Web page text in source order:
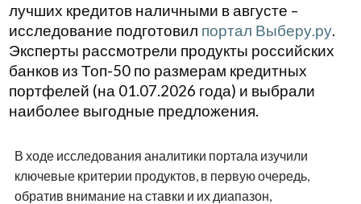
лучших кредитов наличными в августе –
исследование подготовил портал Выберу.ру.
Эксперты рассмотрели продукты российских
банков из Топ-50 по размерам кредитных
портфелей (на 01.07.2026 года) и выбрали
наиболее выгодные предложения.
В ходе исследования аналитики портала изучили
ключевые критерии продуктов, в первую очередь,
обратив внимание на ставки и их диапазон,